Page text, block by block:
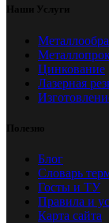
Наши Услуги
Цинкование
Лазерная
Полезно
Блог
Словарь
Госты и ТУ
Правила и
Карта сайта